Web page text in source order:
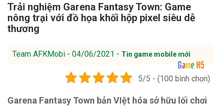
Trải nghiệm Garena Fantasy Town: Game
nông trại với đồ họa khối hộp pixel siêu dễ
thương
Team AFKMobi - 04/06/2021 - Tin game mobile mới
5/5 - (100 bình chọn)
Garena Fantasy Town bản VIệt hóa sở hữu lối chơi